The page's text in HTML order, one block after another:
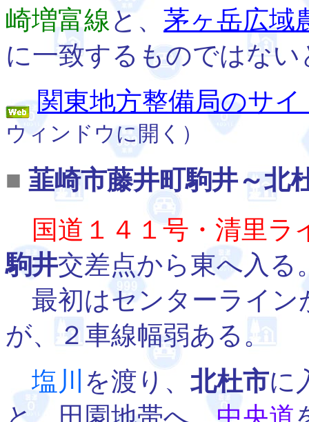
崎増富線 と、 茅ヶ岳広域
に一致するものではない
関東地方整備局のサイ
ウィンドウに開く）
■ 韮崎市藤井町駒井～北
国道１４１号・清里ラ
駒井交差点から東へ入る
最初はセンターライン
が、２車線幅弱ある。
塩川 を渡り、 北杜市に